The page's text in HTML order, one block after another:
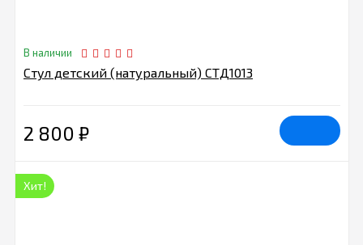
В наличии
Стул детский (натуральный) СТД1013
2 800 ₽
Хит!